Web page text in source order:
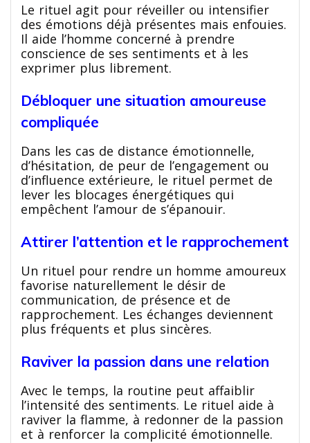
Le rituel agit pour réveiller ou intensifier
des émotions déjà présentes mais enfouies.
Il aide l’homme concerné à prendre
conscience de ses sentiments et à les
exprimer plus librement.
Débloquer une situation amoureuse
compliquée
Dans les cas de distance émotionnelle,
d’hésitation, de peur de l’engagement ou
d’influence extérieure, le rituel permet de
lever les blocages énergétiques qui
empêchent l’amour de s’épanouir.
Attirer l’attention et le rapprochement
Un rituel pour rendre un homme amoureux
favorise naturellement le désir de
communication, de présence et de
rapprochement. Les échanges deviennent
plus fréquents et plus sincères.
Raviver la passion dans une relation
Avec le temps, la routine peut affaiblir
l’intensité des sentiments. Le rituel aide à
raviver la flamme, à redonner de la passion
et à renforcer la complicité émotionnelle.